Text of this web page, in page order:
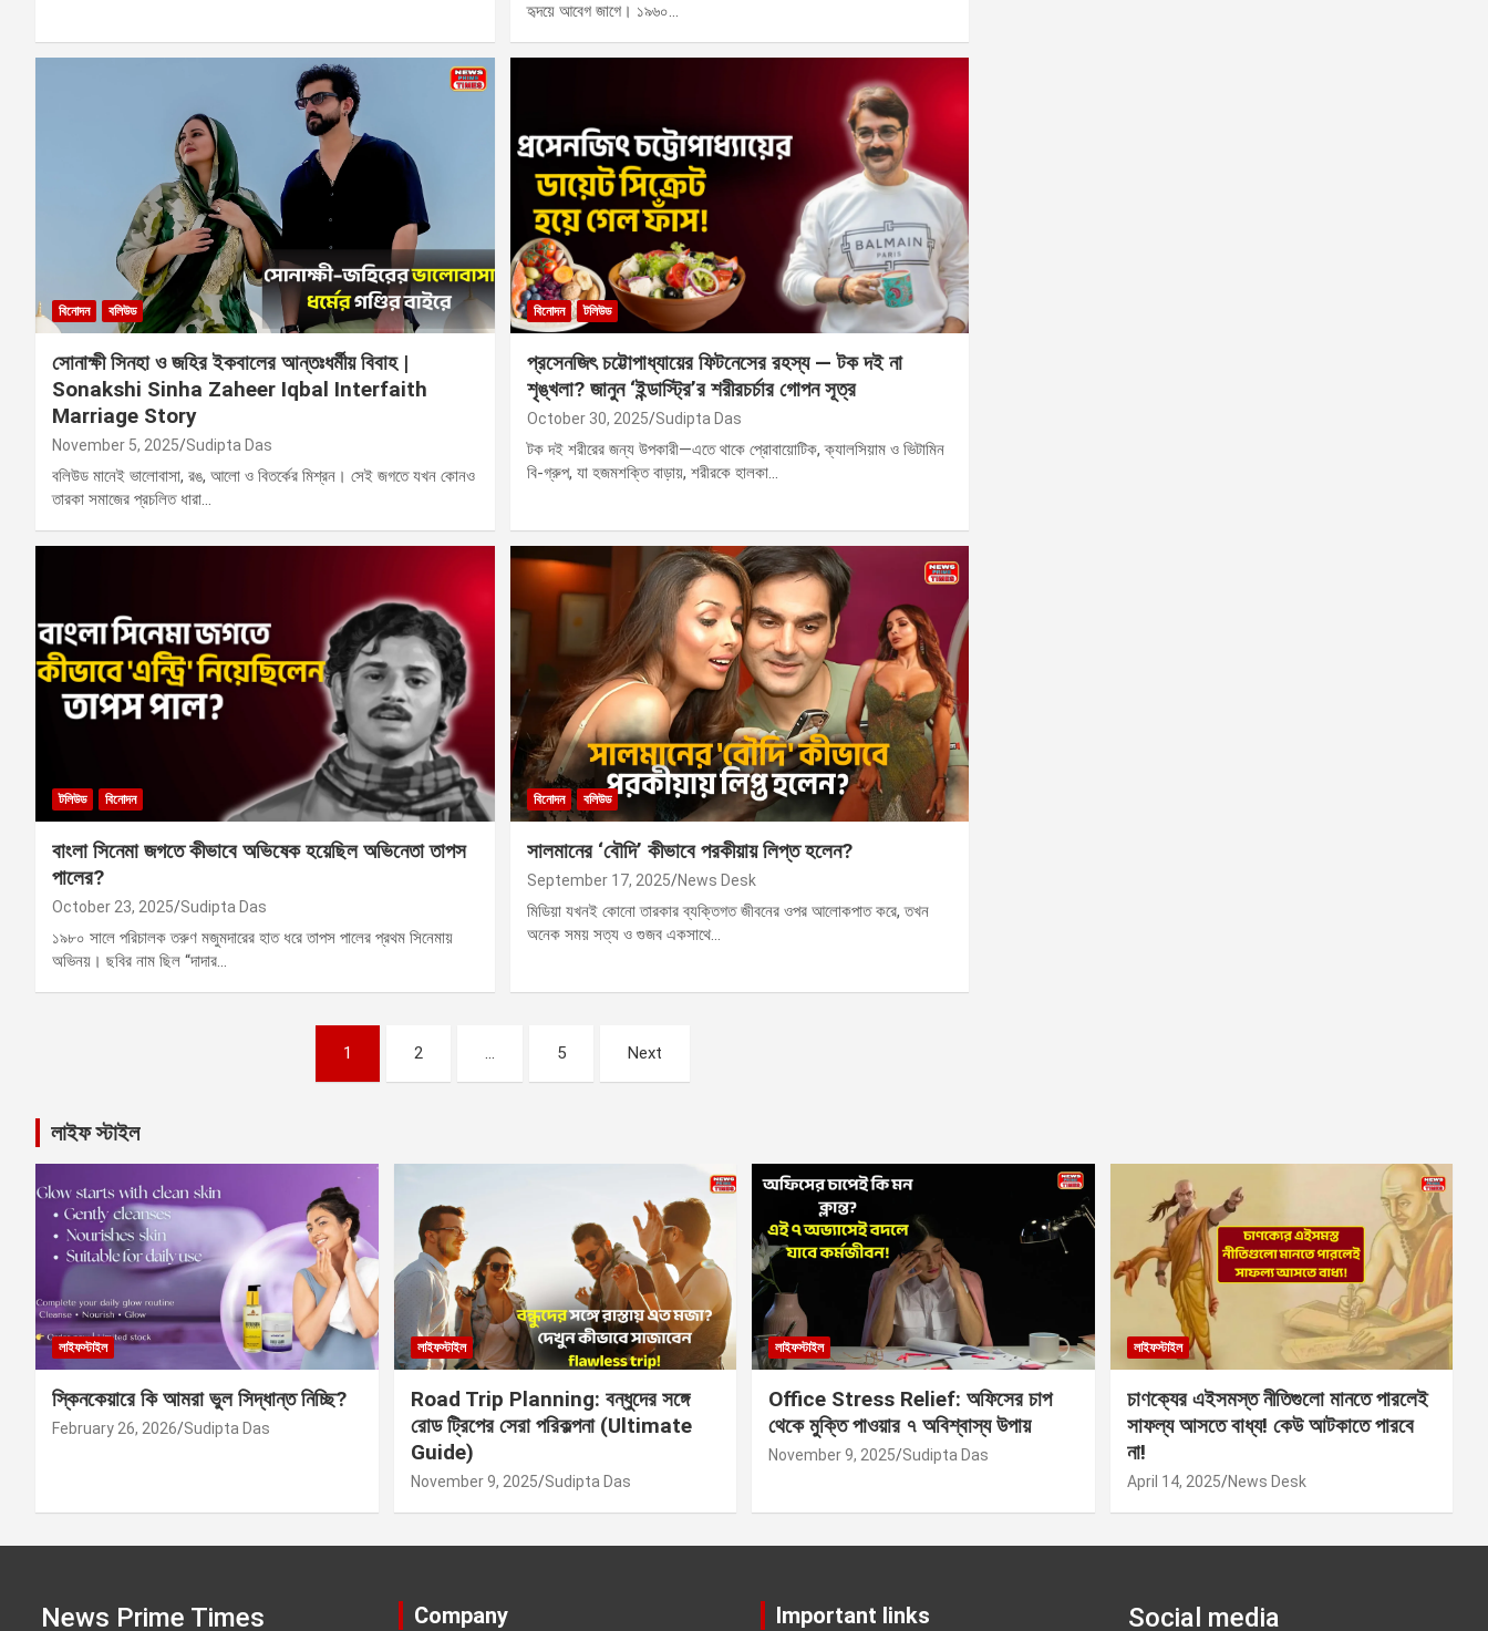
হৃদয়ে আবেগ জাগে। ১৯৬০…
বিনোদন বলিউড
সোনাক্ষী সিনহা ও জহির ইকবালের আন্তঃধর্মীয় বিবাহ |
Sonakshi Sinha Zaheer Iqbal Interfaith
Marriage Story
November 5, 2025 Sudipta Das
বলিউড মানেই ভালোবাসা, রঙ, আলো ও বিতর্কের মিশ্রন। সেই জগতে যখন কোনও
তারকা সমাজের প্রচলিত ধারা…
বিনোদন টলিউড
প্রসেনজিৎ চট্টোপাধ্যায়ের ফিটনেসের রহস্য — টক দই না
শৃঙ্খলা? জানুন ‘ইন্ডাস্ট্রি’র শরীরচর্চার গোপন সূত্র
October 30, 2025 Sudipta Das
টক দই শরীরের জন্য উপকারী—এতে থাকে প্রোবায়োটিক, ক্যালসিয়াম ও ভিটামিন
বি-গ্রুপ, যা হজমশক্তি বাড়ায়, শরীরকে হালকা…
টলিউড বিনোদন
বাংলা সিনেমা জগতে কীভাবে অভিষেক হয়েছিল অভিনেতা তাপস
পালের?
October 23, 2025 Sudipta Das
১৯৮০ সালে পরিচালক তরুণ মজুমদারের হাত ধরে তাপস পালের প্রথম সিনেমায়
অভিনয়। ছবির নাম ছিল “দাদার…
বিনোদন বলিউড
সালমানের ‘বৌদি’ কীভাবে পরকীয়ায় লিপ্ত হলেন?
September 17, 2025 News Desk
মিডিয়া যখনই কোনো তারকার ব্যক্তিগত জীবনের ওপর আলোকপাত করে, তখন
অনেক সময় সত্য ও গুজব একসাথে…
1 2 … 5 Next
লাইফ স্টাইল
লাইফস্টাইল
স্কিনকেয়ারে কি আমরা ভুল সিদ্ধান্ত নিচ্ছি?
February 26, 2026 Sudipta Das
লাইফস্টাইল
Road Trip Planning: বন্ধুদের সঙ্গে
রোড ট্রিপের সেরা পরিকল্পনা (Ultimate
Guide)
November 9, 2025 Sudipta Das
লাইফস্টাইল
Office Stress Relief: অফিসের চাপ
থেকে মুক্তি পাওয়ার ৭ অবিশ্বাস্য উপায়
November 9, 2025 Sudipta Das
লাইফস্টাইল
চাণক্যের এইসমস্ত নীতিগুলো মানতে পারলেই
সাফল্য আসতে বাধ্য! কেউ আটকাতে পারবে
না!
April 14, 2025 News Desk
News Prime Times Company Important links Social media